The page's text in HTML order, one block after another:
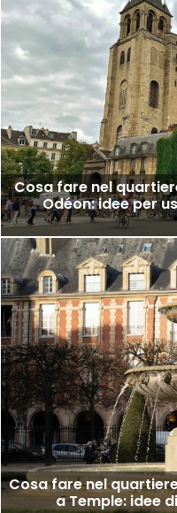
Cosa fare nel
Odéon: idee per
Cosa fare nel
a Temple: idee